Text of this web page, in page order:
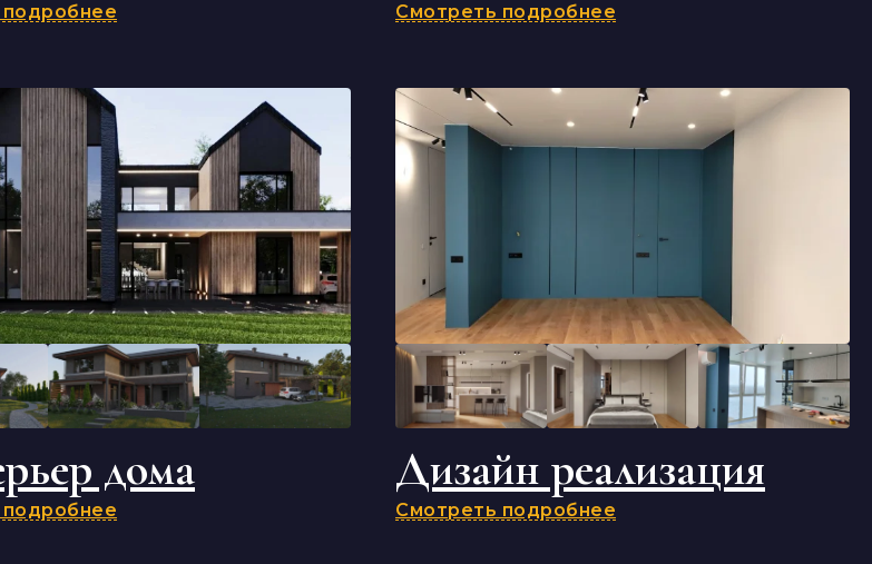
Смотреть подробнее
дома Дизайн реализация
Смотреть подробнее